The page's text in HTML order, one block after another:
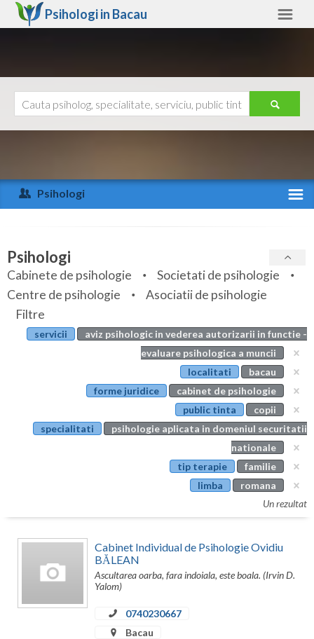
Psihologi in Bacau
Arad
Arges
Bihor
Bistrita-Nasaud
Botosani
Buzau
Cluj
Constanta
Covasna
Dambovita
Ajutor
Psihologi
Specialitati
Servicii
Articole
Evenimente
Psihologi
Cabinete de psihologie
Societati de psihologie
Centre de psihologie
Asociatii de psihologie
Filtre
servicii
aviz psihologic in vederea autorizarii in functie -
evaluare psihologica a muncii
localitati
bacau
forme juridice
cabinet de psihologie
public tinta
copii
specialitati
psihologie aplicata in domeniul securitatii
nationale
tip terapie
familie
limba
romana
Un rezultat
Cabinet Individual de Psihologie Ovidiu
BĂLEAN
Ascultarea oarba, fara indoiala, este boala. (Irvin D.
Yalom)
0740230667
Bacau